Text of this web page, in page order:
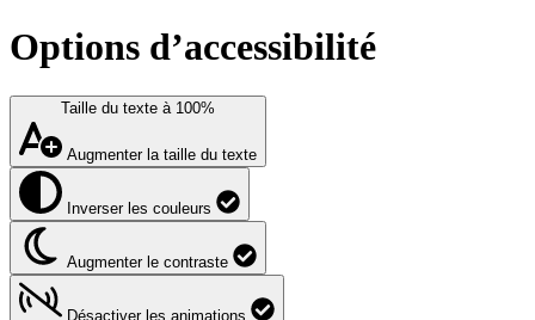
Options d’accessibilité
Taille du texte à 100%
Augmenter la taille du texte
Inverser les couleurs
Augmenter le contraste
Désactiver les animations